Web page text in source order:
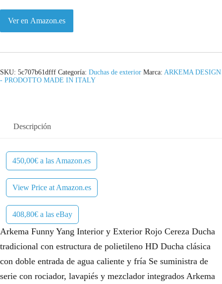
Ver en Amazon.es
SKU: 5c707b61dfff Categoría: Duchas de exterior Marca: ARKEMA DESIGN
- PRODOTTO MADE IN ITALY
Descripción
450,00€ a las Amazon.es
View Price at Amazon.es
408,80€ a las eBay
Arkema Funny Yang Interior y Exterior Rojo Cereza Ducha
tradicional con estructura de polietileno HD Ducha clásica
con doble entrada de agua caliente y fría Se suministra de
serie con rociador, lavapiés y mezclador integrados Arkema